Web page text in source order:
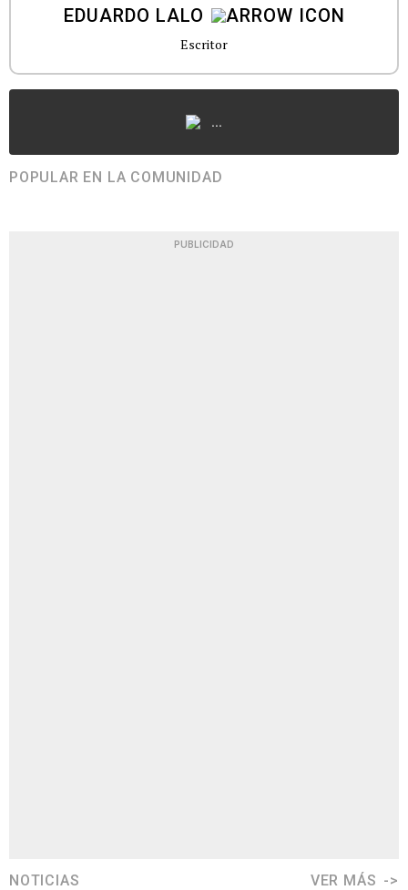
EDUARDO LALO
Escritor
...
POPULAR EN LA COMUNIDAD
PUBLICIDAD
NOTICIAS VER MÁS